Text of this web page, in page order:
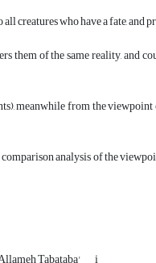
creatures who have a fate, and
them of the same reality, and
meanwhile from the
analysis of the